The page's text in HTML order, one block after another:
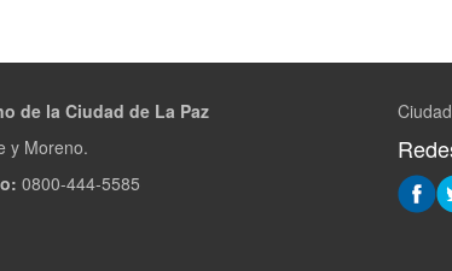
de la Ciudad de La Paz
y Moreno.
0800-444-5585